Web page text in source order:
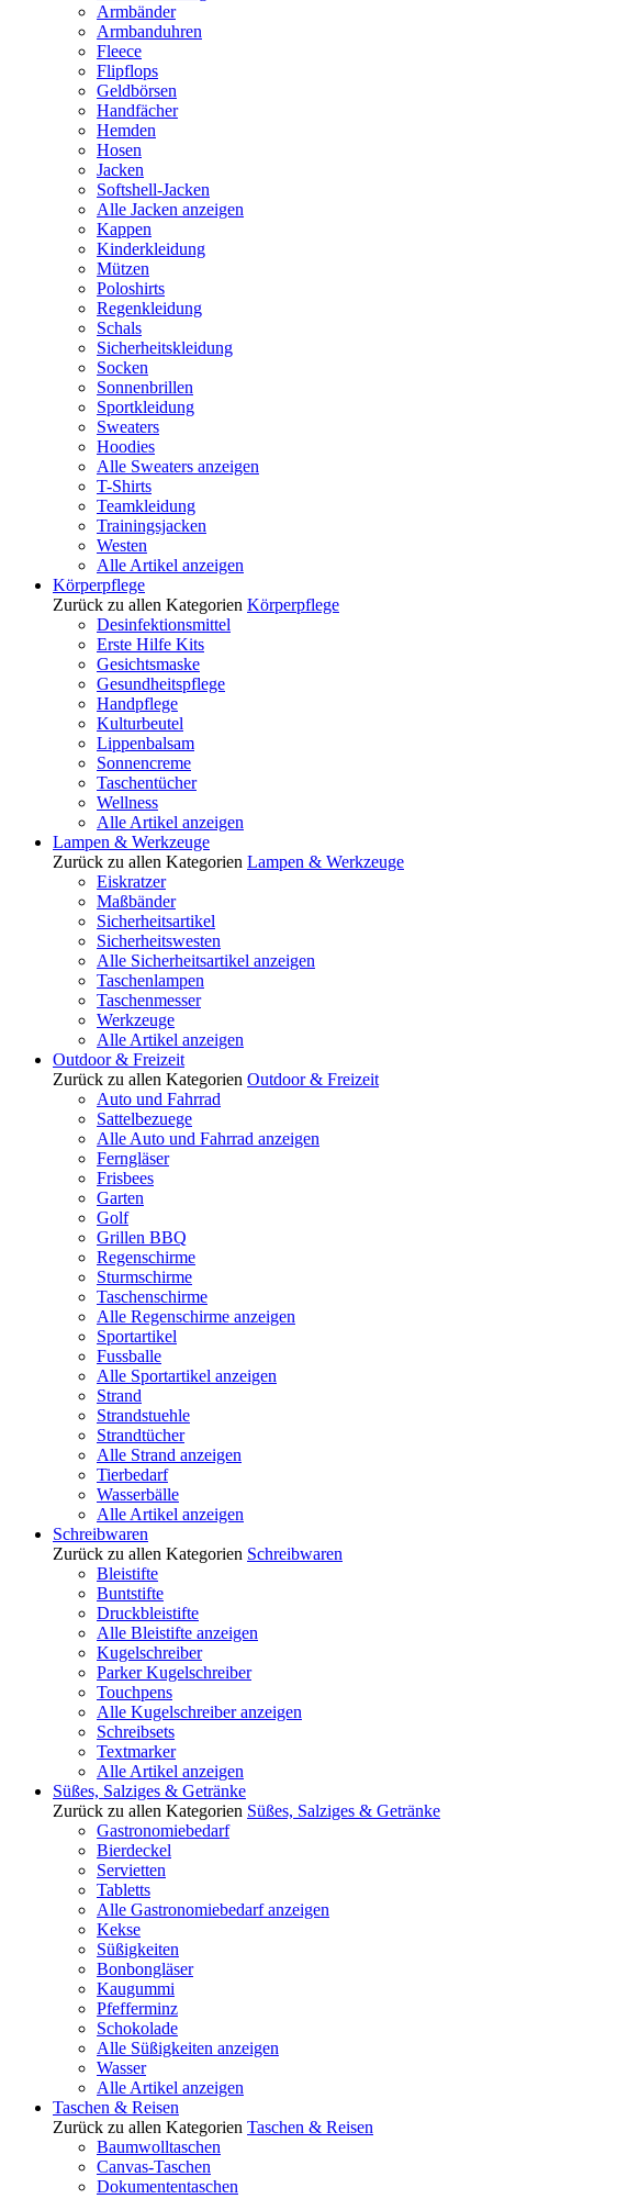
Armbänder
Armbanduhren
Fleece
Flipflops
Geldbörsen
Handfächer
Hemden
Hosen
Jacken
Softshell-Jacken
Alle Jacken anzeigen
Kappen
Kinderkleidung
Mützen
Poloshirts
Regenkleidung
Schals
Sicherheitskleidung
Socken
Sonnenbrillen
Sportkleidung
Sweaters
Hoodies
Alle Sweaters anzeigen
T-Shirts
Teamkleidung
Trainingsjacken
Westen
Alle Artikel anzeigen
Körperpflege
Zurück zu allen Kategorien Körperpflege
Desinfektionsmittel
Erste Hilfe Kits
Gesichtsmaske
Gesundheitspflege
Handpflege
Kulturbeutel
Lippenbalsam
Sonnencreme
Taschentücher
Wellness
Alle Artikel anzeigen
Lampen & Werkzeuge
Zurück zu allen Kategorien Lampen & Werkzeuge
Eiskratzer
Maßbänder
Sicherheitsartikel
Sicherheitswesten
Alle Sicherheitsartikel anzeigen
Taschenlampen
Taschenmesser
Werkzeuge
Alle Artikel anzeigen
Outdoor & Freizeit
Zurück zu allen Kategorien Outdoor & Freizeit
Auto und Fahrrad
Sattelbezuege
Alle Auto und Fahrrad anzeigen
Ferngläser
Frisbees
Garten
Golf
Grillen BBQ
Regenschirme
Sturmschirme
Taschenschirme
Alle Regenschirme anzeigen
Sportartikel
Fussballe
Alle Sportartikel anzeigen
Strand
Strandstuehle
Strandtücher
Alle Strand anzeigen
Tierbedarf
Wasserbälle
Alle Artikel anzeigen
Schreibwaren
Zurück zu allen Kategorien Schreibwaren
Bleistifte
Buntstifte
Druckbleistifte
Alle Bleistifte anzeigen
Kugelschreiber
Parker Kugelschreiber
Touchpens
Alle Kugelschreiber anzeigen
Schreibsets
Textmarker
Alle Artikel anzeigen
Süßes, Salziges & Getränke
Zurück zu allen Kategorien Süßes, Salziges & Getränke
Gastronomiebedarf
Bierdeckel
Servietten
Tabletts
Alle Gastronomiebedarf anzeigen
Kekse
Süßigkeiten
Bonbongläser
Kaugummi
Pfefferminz
Schokolade
Alle Süßigkeiten anzeigen
Wasser
Alle Artikel anzeigen
Taschen & Reisen
Zurück zu allen Kategorien Taschen & Reisen
Baumwolltaschen
Canvas-Taschen
Dokumententaschen